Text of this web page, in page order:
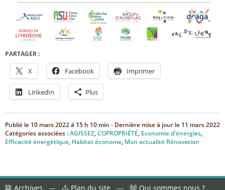
PARTAGER :
X Facebook Imprimer
LinkedIn Plus
Publié le 10 mars 2022 à 15 h 10 min - Dernière mise à jour le 11 mars 2022
Catégories associées :AGISSEZ,COPROPRIÉTÉ, Economie d'énergies,
Efficacité énergétique, Habitat économe, Mon actualité Rénovation
Archives — Plan du site — Qui sommes nous ?